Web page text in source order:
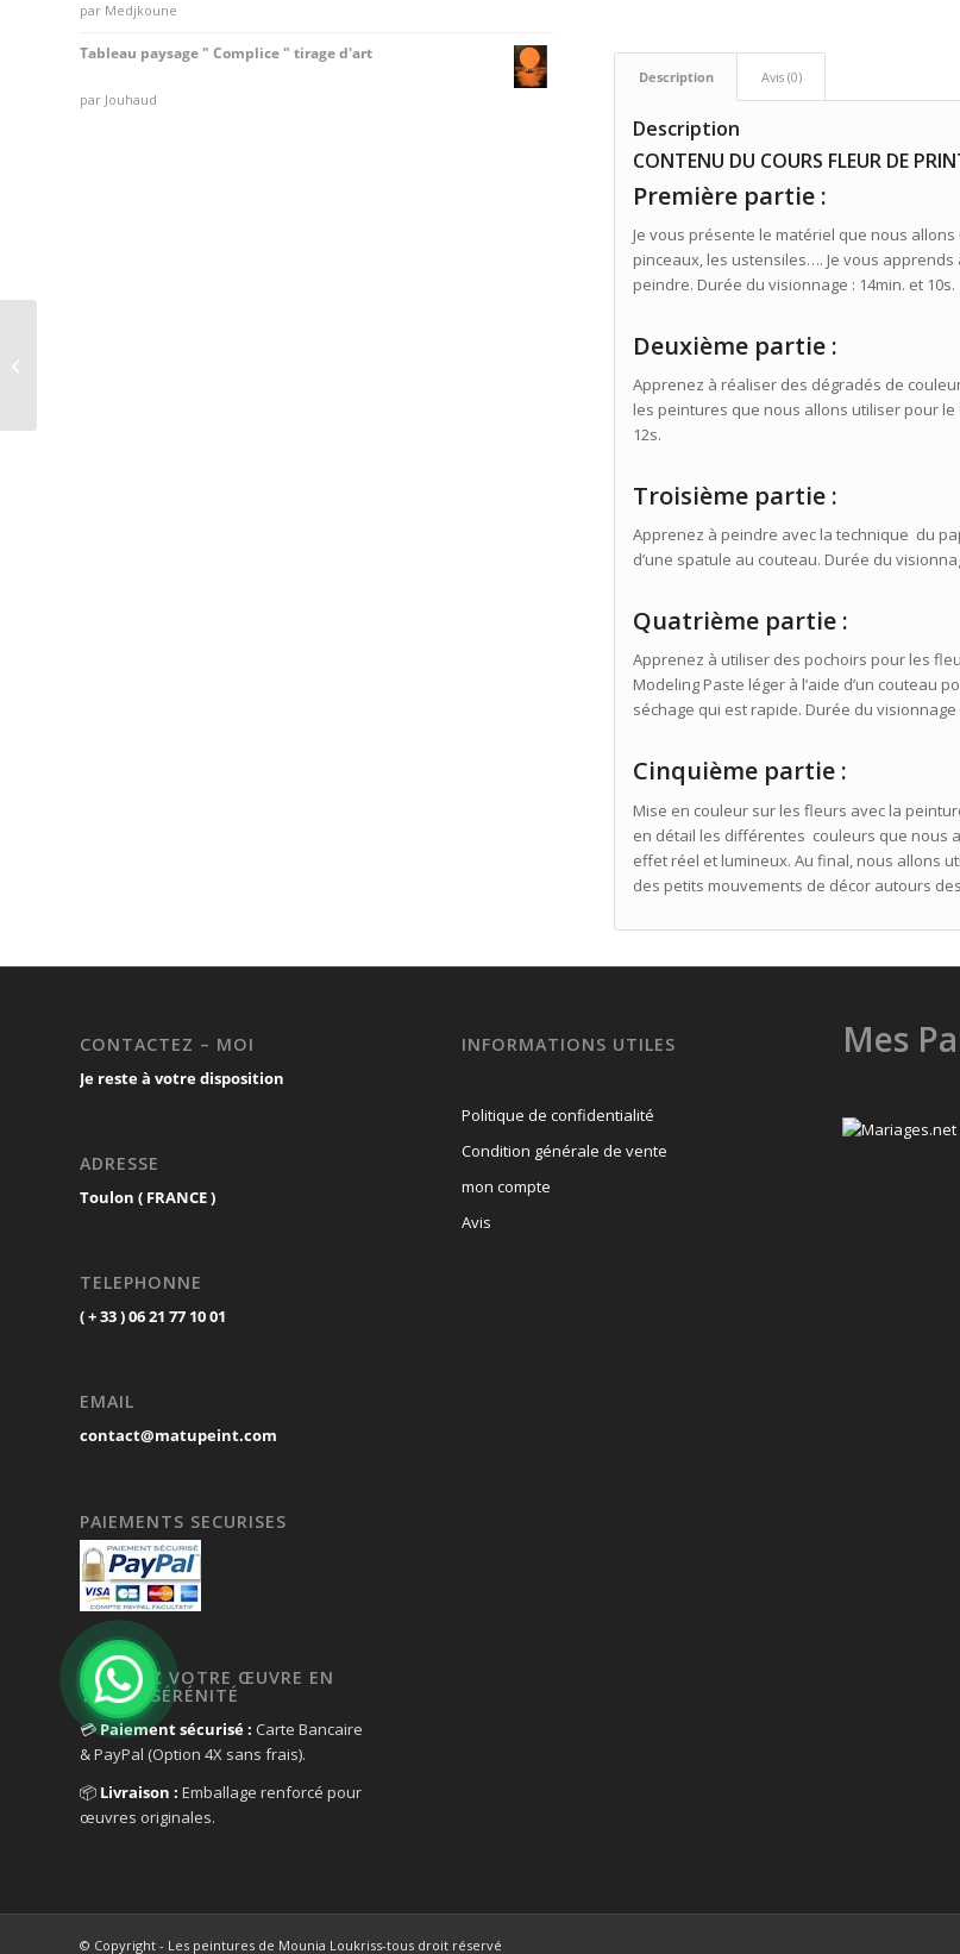
Note5sur 5
par Medjkoune
Tableau paysage " Complice " tirage d'art
Note5sur 5
par Jouhaud
Description Avis (0)
Description
CONTENU DU COURS FLEUR DE
Première partie :
Je vous présente le matériel que nous
pinceaux, les ustensiles…. Je vous
peindre. Durée du visionnage : 14min. et 10s.
Deuxième partie :
Apprenez à réaliser des dégradés de
les peintures que nous allons utiliser pour
12s.
Troisième partie :
Apprenez à peindre avec la technique du
d’une spatule au couteau. Durée du
Quatrième partie :
Apprenez à utiliser des pochoirs pour les
Modeling Paste léger à l’aide d’un couteau
séchage qui est rapide. Durée du visionnage
Cinquième partie :
Mise en couleur sur les fleurs avec la
en détail les différentes couleurs que nous
effet réel et lumineux. Au final, nous allons
des petits mouvements de décor autours
CONTACTEZ – MOI
Je reste à votre disposition
ADRESSE
Toulon ( FRANCE )
TELEPHONNE
( + 33 ) 06 21 77 10 01
EMAIL
contact@matupeint.com
PAIEMENTS SECURISES
ACHETEZ VOTRE ŒUVRE EN
TOUTE SÉRÉNITÉ
💳Paiement sécurisé : Carte Bancaire
& PayPal (Option 4X sans frais).
📦 Livraison : Emballage renforcé pour
œuvres originales.
INFORMATIONS UTILES
Politique de confidentialité
Condition générale de vente
mon compte
Avis
Mes
© Copyright - Les peintures de Mounia Loukriss-tous droit réservé